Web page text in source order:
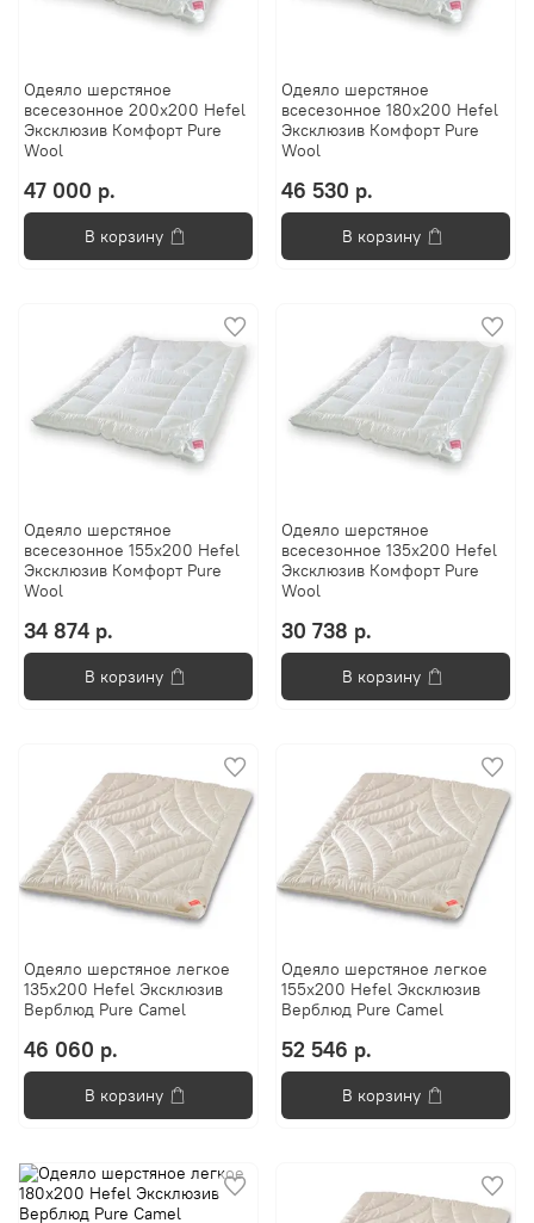
Одеяло шерстяное
всесезонное 200х200 Hefel
Эксклюзив Комфорт Pure
Wool
47 000 р.
В корзину
Одеяло шерстяное
всесезонное 180х200 Hefel
Эксклюзив Комфорт Pure
Wool
46 530 р.
В корзину
Одеяло шерстяное
всесезонное 155х200 Hefel
Эксклюзив Комфорт Pure
Wool
34 874 р.
В корзину
Одеяло шерстяное
всесезонное 135х200 Hefel
Эксклюзив Комфорт Pure
Wool
30 738 р.
В корзину
Одеяло шерстяное легкое
135х200 Hefel Эксклюзив
Верблюд Pure Camel
46 060 р.
В корзину
Одеяло шерстяное легкое
155х200 Hefel Эксклюзив
Верблюд Pure Camel
52 546 р.
В корзину